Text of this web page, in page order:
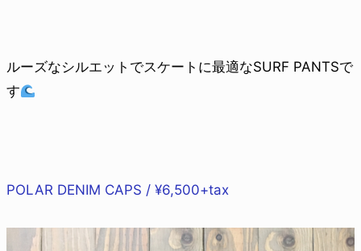
ルーズなシルエットでスケートに最適なSURF PANTSで
す
POLAR DENIM CAPS / ¥6,500+tax